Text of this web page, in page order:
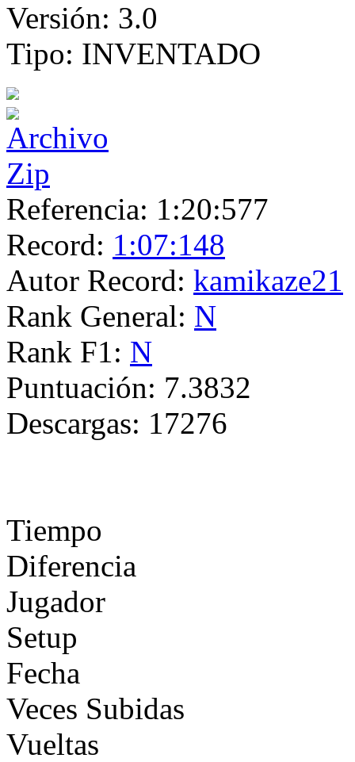
Versión: 3.0
Tipo: INVENTADO
Referencia: 1:20:577
Record: 1:07:148
Autor Record: kamikaze21
Rank General: N
Rank F1: N
Puntuación: 7.3832
Descargas: 17276
Tiempo
Diferencia
Jugador
Setup
Fecha
Veces Subidas
Vueltas